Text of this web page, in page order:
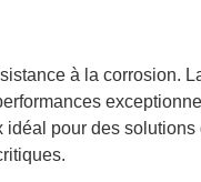
à la corrosion.
idéal pour des solutions